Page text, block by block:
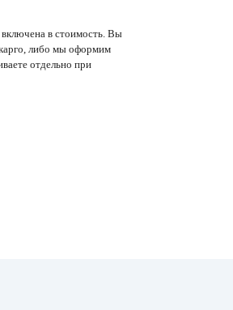
в стоимость. Вы
либо мы оформим
отдельно при